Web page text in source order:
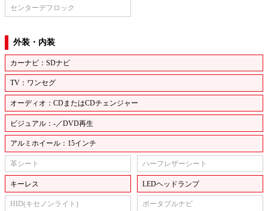
センターデフロック
外装・内装
カーナビ：SDナビ
TV：ワンセグ
オーディオ：CDまたはCDチェンジャー
ビジュアル：-／DVD再生
アルミホイール：15インチ
革シート ハーフレザーシート
キーレス LEDヘッドランプ
HID(キセノンライト) ポータブルナビ